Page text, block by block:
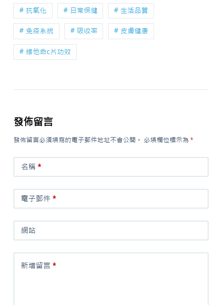
# 抗氧化 # 日常保健 # 生活品質
# 免疫系統 # 吸收率 # 皮膚健康
# 維他命c片功效
發佈留言
發佈留言必須填寫的電子郵件地址不會公開。 必填欄位標示為 *
名稱 *
電子郵件*
網站
新增留言 *